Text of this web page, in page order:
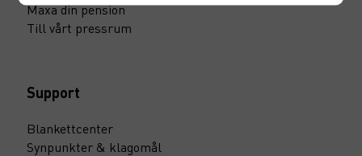
Maxa din pension
Till vårt pressrum
Support
Blankettcenter
Synpunkter & klagomål